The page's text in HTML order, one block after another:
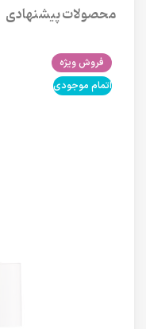
محصولات پیشنهادی
فروش ویژه
اتمام موجودی